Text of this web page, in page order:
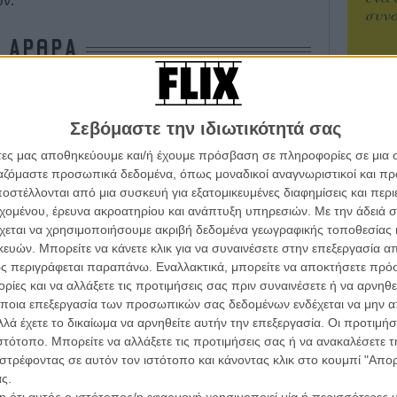
Σεβόμαστε την ιδιωτικότητά σας
μας αποθηκεύουμε και/ή έχουμε πρόσβαση σε πληροφορίες σε
προσωπικά δεδομένα, όπως μοναδικοί αναγνωριστικοί και
από μια συσκευή για εξατομικευμένες διαφημίσεις και
έρευνα ακροατηρίου και ανάπτυξη υπηρεσιών. Με την άδειά
να χρησιμοποιήσουμε ακριβή δεδομένα γεωγραφικής τοποθεσίας
Μπορείτε να κάνετε κλικ για να συναινέσετε στην επεξεργασία
περιγράφεται παραπάνω. Εναλλακτικά, μπορείτε να αποκτήσετε
και να αλλάξετε τις προτιμήσεις σας πριν συναινέσετε ή να
επεξεργασία των προσωπικών σας δεδομένων ενδέχεται να μην
έχετε το δικαίωμα να αρνηθείτε αυτήν την επεξεργασία. Οι
Μπορείτε να αλλάξετε τις προτιμήσεις σας ή να ανακαλέσετε
σε αυτόν τον ιστότοπο και κάνοντας κλικ στο κουμπί
ΑΡΘΡΑ
οι γυναίκες Πρόεδροι των ΗΠΑ στην ποπ
και το φωνάζει δυνατά!
στο πρώτο τηλεοπτικό προεδρικό
τον Τραμπ: «Οχι, δε θα ψηφίσω τον
τις εκλογές»
Εγγράψου
Θέλω